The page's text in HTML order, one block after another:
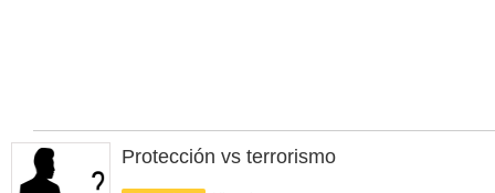
Protección vs terrorismo